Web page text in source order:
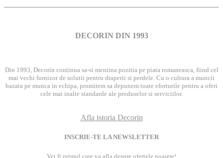
DECORIN DIN 1993
Din 1993, Decorin continua sa-si mentina pozitia pe piata romaneasca, fiind cel
mai vechi furnizor de solutii pentru draperii si perdele. Cu o cultura a muncii
bazata pe munca in echipa, promitem sa depunem toate eforturile pentru a oferi
cele mai inalte standarde ale produselor si serviciilor.
Afla istoria Decorin
INSCRIE-TE LA NEWSLETTER
Vei fi primul care va afla despre ofertele noastre!